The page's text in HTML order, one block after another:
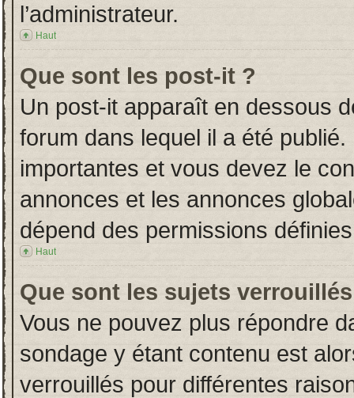
l’administrateur.
Haut
Que sont les post-it ?
Un post-it apparaît en dessous
forum dans lequel il a été
importantes et vous devez le
annonces et les annonces
dépend des permissions
Haut
Que sont les sujets
Vous ne pouvez plus répondre
sondage y étant contenu est
verrouillés pour différentes